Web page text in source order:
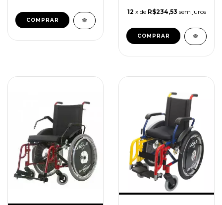
COMPRAR
12 x de R$234,53 sem juros